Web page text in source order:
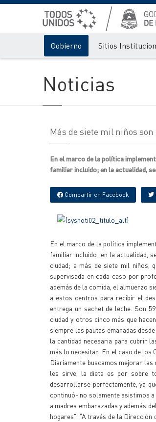
Gobierno Sitios
Noticias
Más de siete mil niños
En el marco de la política
familiar incluido; en la actualidad,
Compartir en Facebook
En el marco de la política
familiar incluido; en la actualidad,
ciudad; a más de siete mil niños,
supervisada en cada caso por
además de la comida, el almuerzo
a estos centros para recibir el
entrega un sachet de leche. Son
ciudad y otros cinco más que
siempre las pautas emanadas
la cantidad necesaria para cubrir
más lo necesitan. En el caso de
Diariamente buscamos mejorar
les sirve, la dieta es por sobre
desarrollarse perfectamente, ya
continuó- no solamente asistimos
a madres embarazadas y además
hogares”. “A través de la